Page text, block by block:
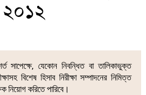
সাপেক্ষে, যেকোন নিবন্ধিত বা তালিকাভুক্ত
বিশেষ হিসাব নিরীক্ষা সম্পাদনের নিমিত্ত
নিয়োগ করিতে পারিবে।